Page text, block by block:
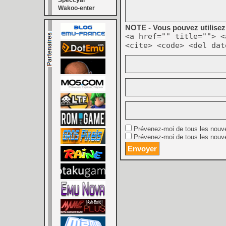
Wakoo-enter
NOTE - Vous pouvez
<a href="" title="">
<cite> <code> <del
Prévenez-moi de tous les
Prévenez-moi de tous les